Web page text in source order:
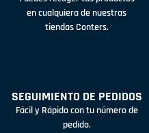
en cualquiera de nuestras
tiendas Conters.
SEGUIMIENTO DE PEDIDOS
Fácil y Rápido con tu número de
pedido.